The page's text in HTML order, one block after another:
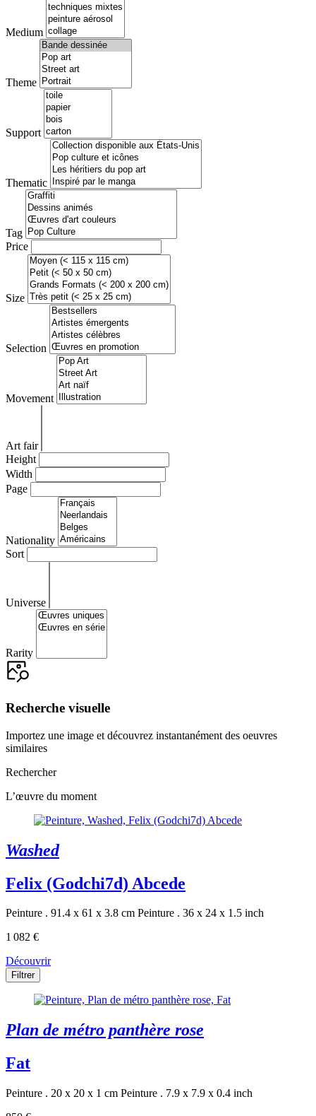
Medium
Theme
Support
Thematic
Tag
Price
Size
Selection
Movement
Art fair
Height
Width
Page
Nationality
Sort
Universe
Rarity
Recherche visuelle
Importez une image et découvrez instantanément des oeuvres
similaires
Rechercher
L’œuvre du moment
Washed
Felix (Godchi7d) Abcede
Peinture . 91.4 x 61 x 3.8 cm Peinture . 36 x 24 x 1.5 inch
1 082 €
Découvrir
Filtrer
Plan de métro panthère rose
Fat
Peinture . 20 x 20 x 1 cm Peinture . 7.9 x 7.9 x 0.4 inch